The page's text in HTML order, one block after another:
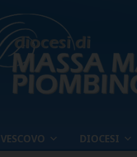
VESCOVO DIOCESI